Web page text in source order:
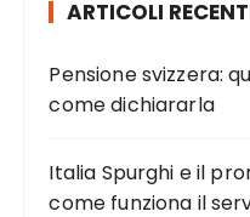
ARTICOLI
Pensione svizzera:
come dichiararla
Italia Spurghi e il
come funziona il